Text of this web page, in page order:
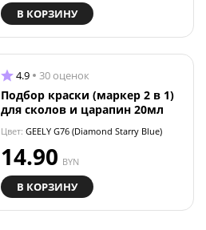
В КОРЗИНУ
4.9 30 оценок
Подбор краски (маркер 2 в 1)
для сколов и царапин 20мл
Цвет: GEELY G76 (Diamond Starry Blue)
14.90 BYN
В КОРЗИНУ